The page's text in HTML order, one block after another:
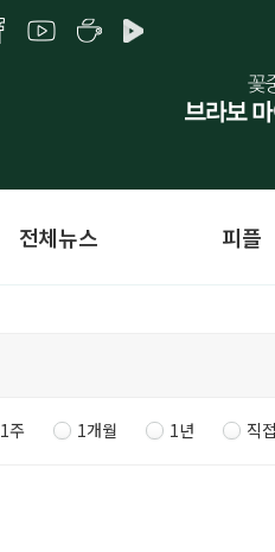
전체뉴스 피플
1주 1개월 1년 직